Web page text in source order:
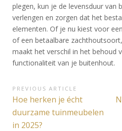
plegen, kun je de levensduur van
verlengen en zorgen dat het
elementen. Of je nu kiest voor
of een betaalbare
maakt het verschil in het behoud
functionaliteit van je buitenhout.
Bericht
navigatie
PREVIOUS ARTICLE
Previous
Article:
Hoe herken je écht
duurzame tuinmeubelen
in 2025?